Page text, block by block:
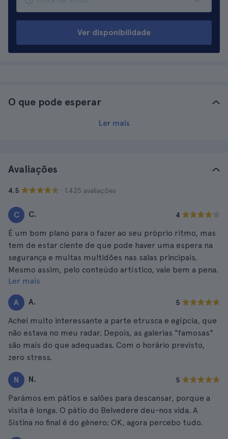
Ver disponibilidade
O que pode esperar
Ler mais
Avaliações
4.5 · 1.425 avaliações
C C. 4
É um bom plano para o fazer ao seu próprio ritmo, mas
tem de estar ciente de que pode haver uma espera na
segurança e muitas multidões nas salas principais.
Mesmo assim, pelo conteúdo artístico, vale bem a pena.
Ler mais
A A. 5
Achei muito interessante a parte etrusca e egípcia, que
não estava no meu radar. Depois, as galerias "famosas"
são mais do que adequadas. Com o horário previsto,
zero stress.
N N. 5
Parámos em pátios e salões para descansar, porque a
visita é longa. O pátio do Belvedere deu-nos vida. A
Sistina no final é do género: OK, agora percebo tudo.